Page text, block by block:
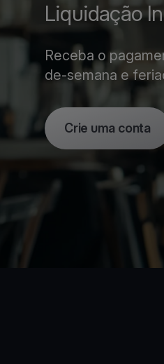
Liquidação
Receba o
de-semana e
Crie uma conta